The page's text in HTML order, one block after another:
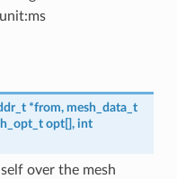
*from, mesh_data_t
opt[], int
over the mesh